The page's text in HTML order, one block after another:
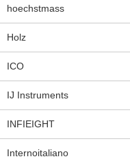
hoechstmass
Holz
ICO
IJ Instruments
INFIEIGHT
Internoitaliano